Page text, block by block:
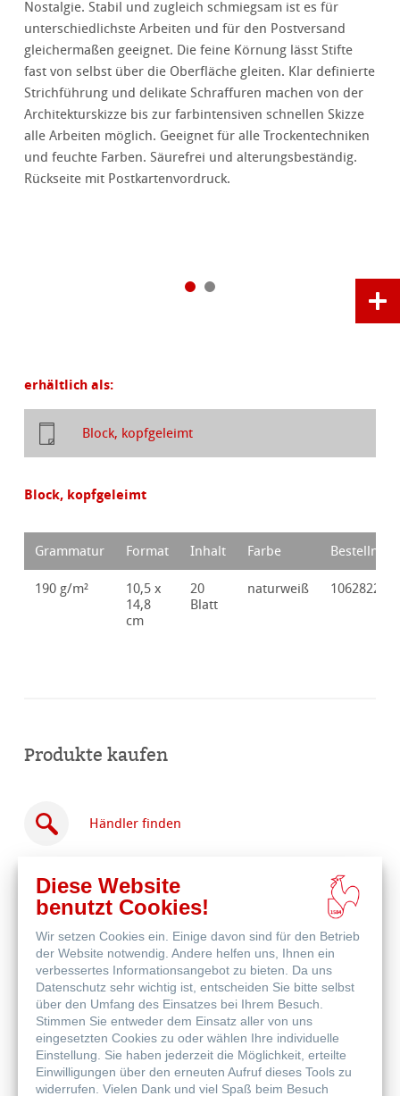
Nostalgie. Stabil und zugleich schmiegsam ist es für
unterschiedlichste Arbeiten und für den Postversand
gleichermaßen geeignet. Die feine Körnung lässt Stifte
fast von selbst über die Oberfläche gleiten. Klar definierte
Strichführung und delikate Schraffuren machen von der
Architekturskizze bis zur farbintensiven schnellen Skizze
alle Arbeiten möglich. Geeignet für alle Trockentechniken
und feuchte Farben. Säurefrei und alterungsbeständig.
Rückseite mit Postkartenvordruck.
erhältlich als:
Block, kopfgeleimt
Block, kopfgeleimt
Grammatur Format Inhalt Farbe Bestellnr.
190 g/m²
10,5 x
14,8
cm
20
Blatt
naturweiß 10628220
Produkte kaufen
Händler finden
Online
kaufen
Weitere Produkte
Diese Website
benutzt Cookies!
Wir setzen Cookies ein. Einige davon sind für den Betrieb
der Website notwendig. Andere helfen uns, Ihnen ein
verbessertes Informationsangebot zu bieten. Da uns
Datenschutz sehr wichtig ist, entscheiden Sie bitte selbst
über den Umfang des Einsatzes bei Ihrem Besuch.
Stimmen Sie entweder dem Einsatz aller von uns
eingesetzten Cookies zu oder wählen Ihre individuelle
Einstellung. Sie haben jederzeit die Möglichkeit, erteilte
Einwilligungen über den erneuten Aufruf dieses Tools zu
widerrufen. Vielen Dank und viel Spaß beim Besuch